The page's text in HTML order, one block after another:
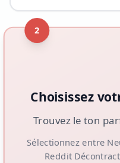
2
Choisissez
Trouvez le ton
Sélectionnez entre
Reddit